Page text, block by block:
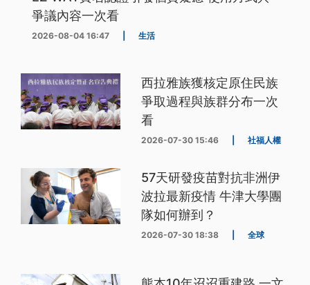
爭議內容一次看
2026-08-04 16:47 生活
西拉雅族獲核定原住民族
爭取過程與族群分布一次
看
2026-07-30 15:46 社福人權
57天研發疫苗對抗非洲伊
波拉最新疫情 牛津大學團
隊如何辦到？
2026-07-30 18:38 全球